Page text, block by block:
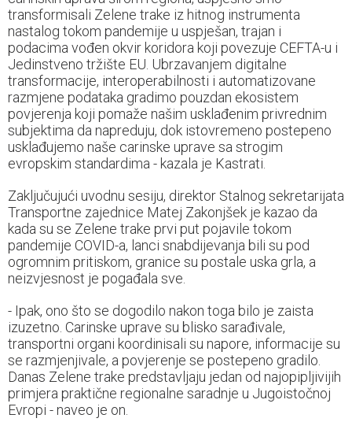
transformisali Zelene trake iz hitnog instrumenta
nastalog tokom pandemije u uspješan, trajan i
podacima vođen okvir koridora koji povezuje CEFTA-u i
Jedinstveno tržište EU. Ubrzavanjem digitalne
transformacije, interoperabilnosti i automatizovane
razmjene podataka gradimo pouzdan ekosistem
povjerenja koji pomaže našim usklađenim privrednim
subjektima da napreduju, dok istovremeno postepeno
usklađujemo naše carinske uprave sa strogim
evropskim standardima - kazala je Kastrati.
Zaključujući uvodnu sesiju, direktor Stalnog sekretarijata
Transportne zajednice Matej Zakonjšek je kazao da
kada su se Zelene trake prvi put pojavile tokom
pandemije COVID-a, lanci snabdijevanja bili su pod
ogromnim pritiskom, granice su postale uska grla, a
neizvjesnost je pogađala sve.
- Ipak, ono što se dogodilo nakon toga bilo je zaista
izuzetno. Carinske uprave su blisko sarađivale,
transportni organi koordinisali su napore, informacije su
se razmjenjivale, a povjerenje se postepeno gradilo.
Danas Zelene trake predstavljaju jedan od najopipljivijih
primjera praktične regionalne saradnje u Jugoistočnoj
Evropi - naveo je on.